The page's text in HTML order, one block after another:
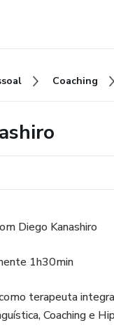
Coaching
Diego Kanashiro
1h30min
terapeuta
Coaching e